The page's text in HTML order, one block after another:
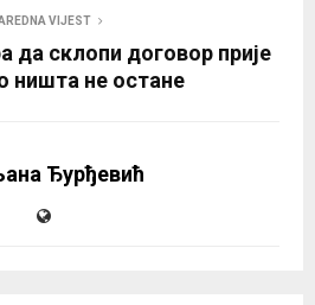
VIJEST
да склопи договор прије
ништа не остане
Ђурђевић